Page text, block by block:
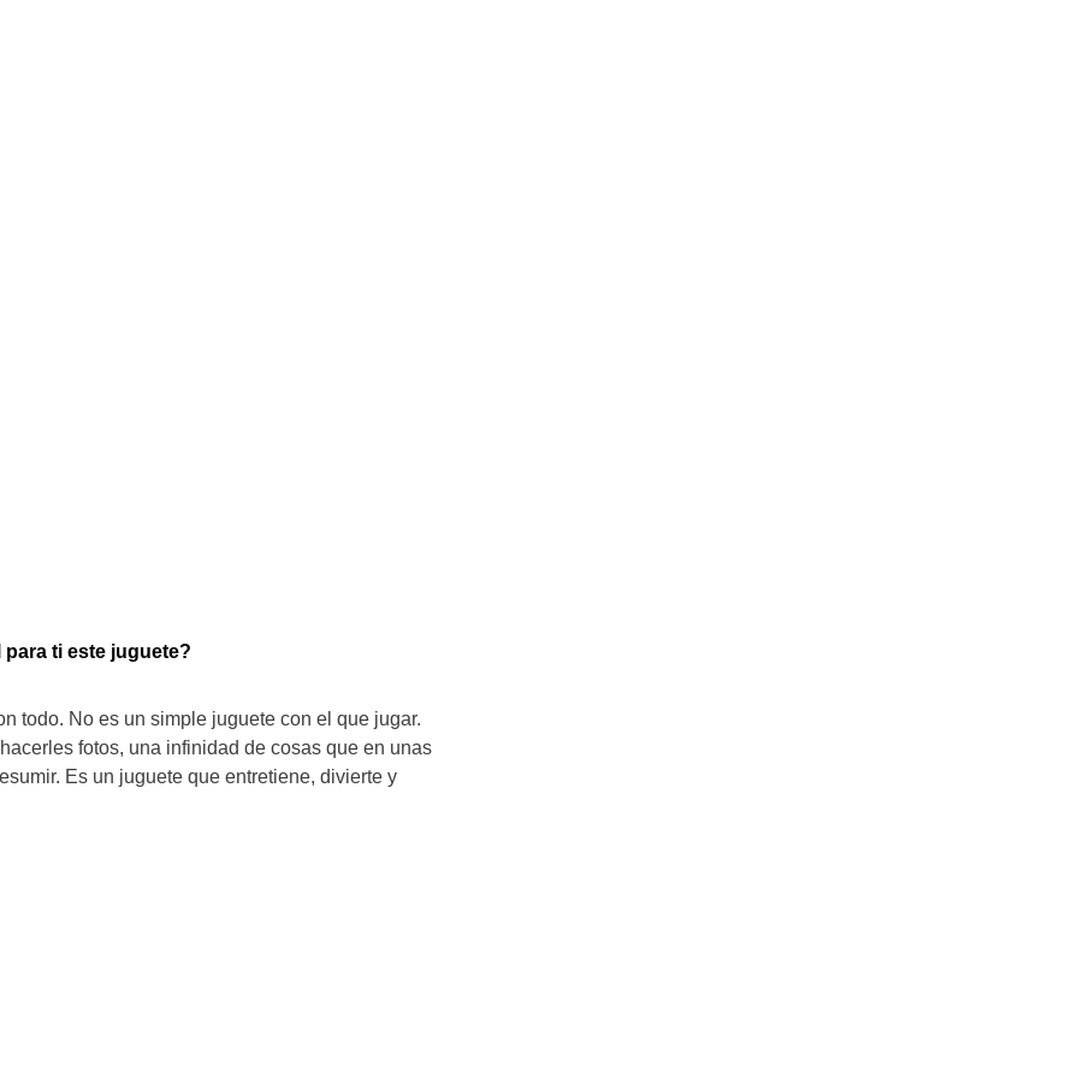
ti este juguete?
todo. No es un simple juguete con el que jugar.
fotos, una infinidad de cosas que en unas
Es un juguete que entretiene, divierte y